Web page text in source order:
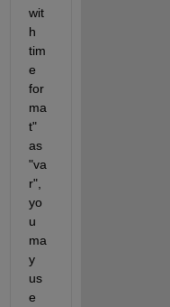
wit
h
tim
e
for
ma
t"
as
"va
r",
yo
u
ma
y
us
e